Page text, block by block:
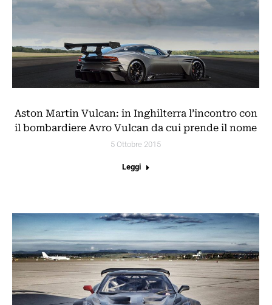
Aston Martin Vulcan: in Inghilterra l’incontro con
il bombardiere Avro Vulcan da cui prende il nome
5 Ottobre 2015
Leggi